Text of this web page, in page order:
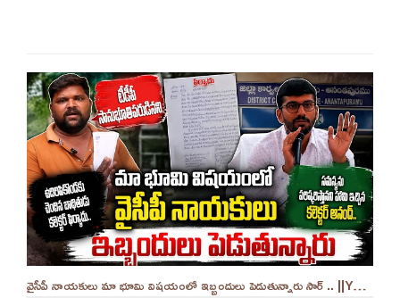
వైసీపీ నాయకులు మా భూమి విషయంలో ఇబ్బందులు పెడుతున్నారు సార్ .. ||YES 9TV